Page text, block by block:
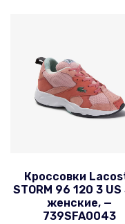
Кроссовки
STORM 96 120 3 US
женские, —
739SFA0043